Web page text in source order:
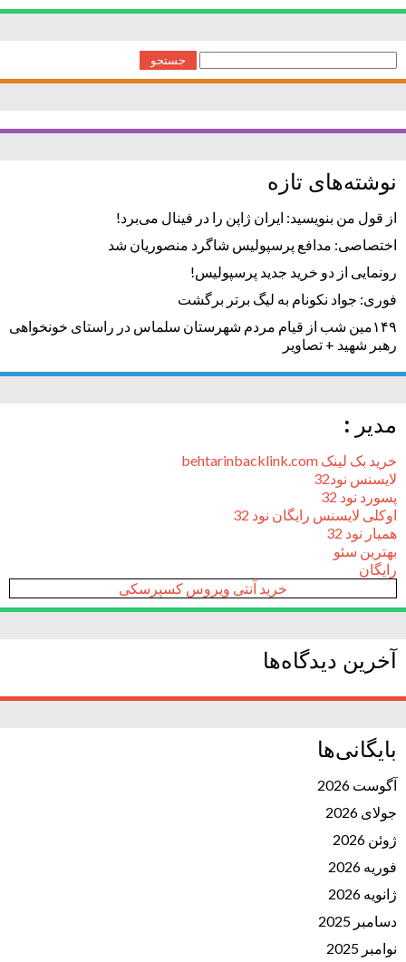
جستجو
برای:
نوشته‌های تازه
از قول من بنویسید: ایران ژاپن را در فینال می‌برد!
اختصاصی: مدافع پرسپولیس شاگرد منصوریان شد
رونمایی از دو خرید جدید پرسپولیس!
فوری: جواد نکونام به لیگ برتر برگشت
۱۴۹مین شب از قیام مردم شهرستان سلماس در راستای خونخواهی
رهبر شهید + تصاویر
مدیر :
خرید بک لینک behtarinbacklink.com
لایسنس نود32
پسورد نود 32
اوکلی لایسنس رایگان نود 32
همیار نود 32
بهترین سئو
رایگان
خرید آنتی ویروس کسپرسکی
آخرین دیدگاه‌ها
بایگانی‌ها
آگوست 2026
جولای 2026
ژوئن 2026
فوریه 2026
ژانویه 2026
دسامبر 2025
نوامبر 2025